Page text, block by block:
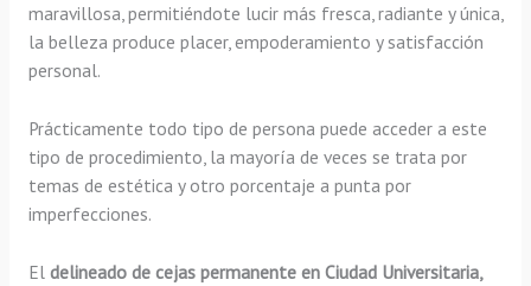
maravillosa, permitiéndote lucir más fresca, radiante y única,
la belleza produce placer, empoderamiento y satisfacción
personal.
Prácticamente todo tipo de persona puede acceder a este
tipo de procedimiento, la mayoría de veces se trata por
temas de estética y otro porcentaje a punta por
imperfecciones.
El delineado de cejas permanente en Ciudad Universitaria,